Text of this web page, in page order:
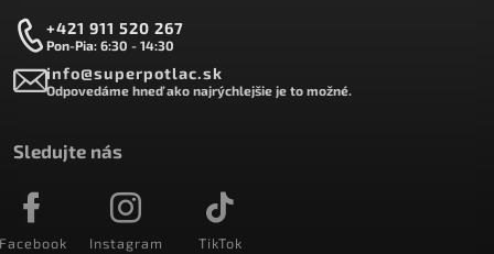
+421 911 520 267
Pon-Pia: 6:30 - 14:30
info@superpotlac.sk
Odpovedáme hneď ako najrýchlejšie je to možné.
Sledujte nás
Instagram TikTok